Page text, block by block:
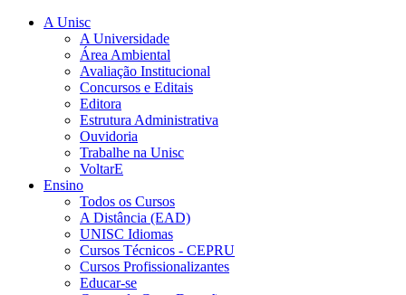
A Unisc
A Universidade
Área Ambiental
Avaliação Institucional
Concursos e Editais
Editora
Estrutura Administrativa
Ouvidoria
Trabalhe na Unisc
VoltarE
Ensino
Todos os Cursos
A Distância (EAD)
UNISC Idiomas
Cursos Técnicos - CEPRU
Cursos Profissionalizantes
Educar-se